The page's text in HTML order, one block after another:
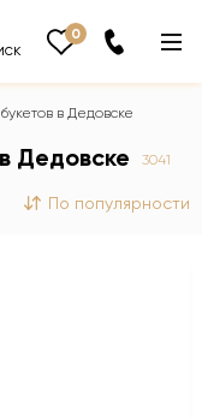
0
в Дедовске
Дедовске 3041
По популярности